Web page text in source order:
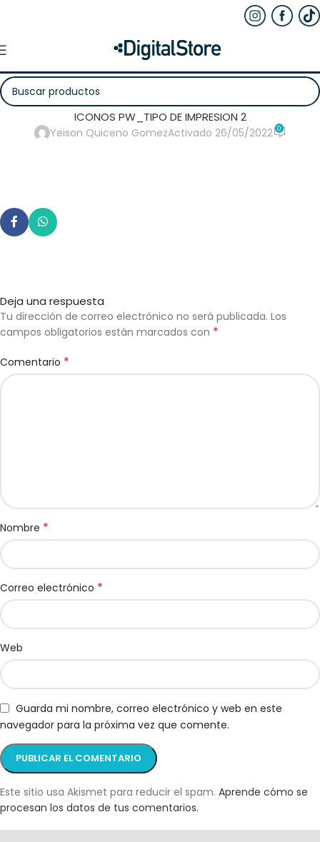
ICONOS PW_TIPO DE IMPRESION 2
Yeison Quiceno GomezActivado 26/05/2022 0
Deja una respuesta
Tu dirección de correo electrónico no será publicada. Los
campos obligatorios están marcados con *
Comentario *
Nombre *
Correo electrónico *
Web
Guarda mi nombre, correo electrónico y web en este
navegador para la próxima vez que comente.
Este sitio usa Akismet para reducir el spam. Aprende cómo se
procesan los datos de tus comentarios.